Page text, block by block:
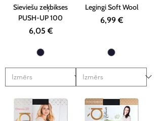
Sieviešu zeķbikses
PUSH-UP 100
Cena
6,05 €
Legingi Soft Wool
Cena
6,99 €